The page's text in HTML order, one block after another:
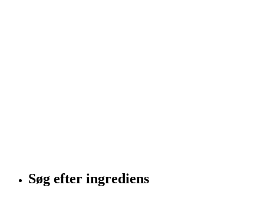
Søg efter ingrediens